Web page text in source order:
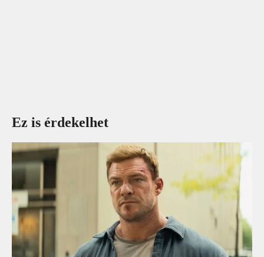
Ez is érdekelhet